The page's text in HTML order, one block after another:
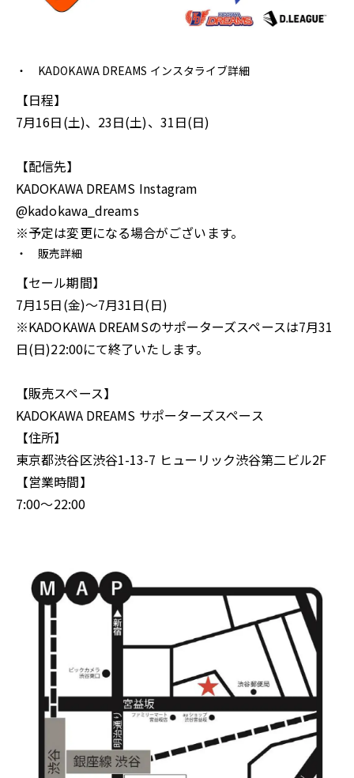
KADOKAWA DREAMS インスタライブ詳細
【日程】
7月16日(土)、23日(土)、31日(日)
【配信先】
KADOKAWA DREAMS Instagram
@kadokawa_dreams
※予定は変更になる場合がございます。
販売詳細
【セール期間】
7月15日(金)〜7月31日(日)
※KADOKAWA DREAMSのサポーターズスペースは7月31
日(日)22:00にて終了いたします。
【販売スペース】
KADOKAWA DREAMS サポーターズスペース
【住所】
東京都渋谷区渋谷1-13-7 ヒューリック渋谷第二ビル2F
【営業時間】
7:00〜22:00